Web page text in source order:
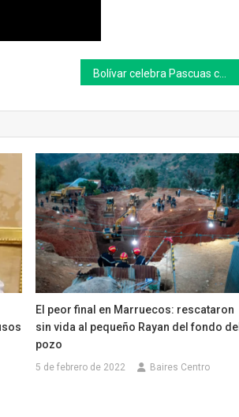
El peor final en Marruecos: rescataron
sin vida al pequeño Rayan del fondo del
pozo
5 de febrero de 2022 Baires Centro